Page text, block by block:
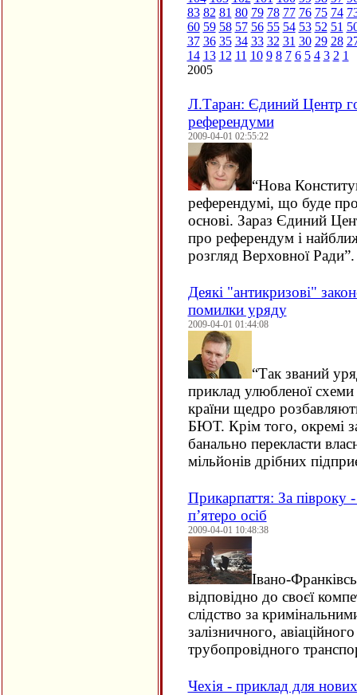
83 82 81 80 79 78 77 76 75 74
60 59 58 57 56 55 54 53 52 51
37 36 35 34 33 32 31 30 29 28
14 13 12 11 10 9 8 7 6 5 4 3 2 1
2005
Л.Таран: Єдиний Центр
референдуми
2009-04-01 02:55:22
“Нова
референдумі, що буде
основі. Зараз Єдиний
про референдум і
розгляд Верховної Ради”.
Деякі "антикризові"
помилки уряду
2009-04-01 01:44:08
“Так званий
приклад улюбленої
країни щедро
БЮТ. Крім того, окремі
банально перекласти
мільйонів дрібних
Прикарпаття: За півроку -
п’ятеро осіб
2009-04-01 10:48:38
Івано-
відповідно до своєї
слідство за
залізничного, авіаційного
трубопровідного
Чехія - приклад для